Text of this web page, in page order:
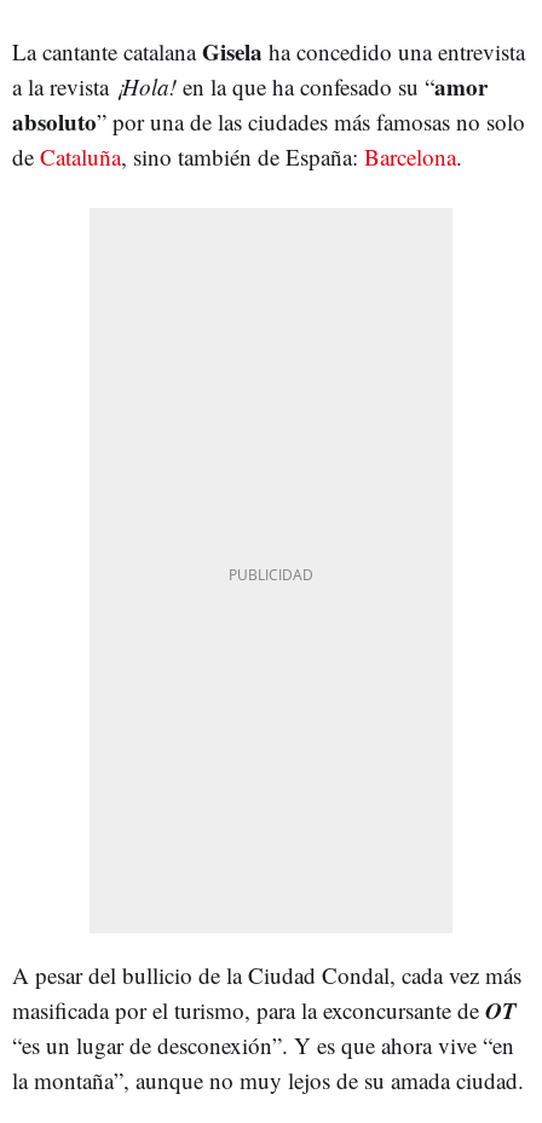
La cantante catalanaGisela ha concedido una entrevista
a la revista ¡Hola! en la que ha confesado su “amor
absoluto” por una de las ciudades más famosas no solo
de Cataluña, sino también de España: Barcelona.
A pesar del bullicio de la Ciudad Condal, cada vez más
masificada por el turismo, para la exconcursante de OT
“es un lugar de desconexión”. Y es que ahora vive “en
la montaña”, aunque no muy lejos de su amada ciudad.